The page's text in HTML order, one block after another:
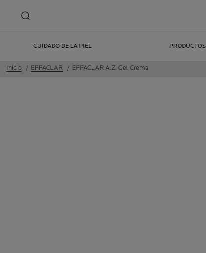
CUIDADO DE LA PIEL PRODUCTOS
Inicio EFFACLAR EFFACLAR A.Z. Gel Crema